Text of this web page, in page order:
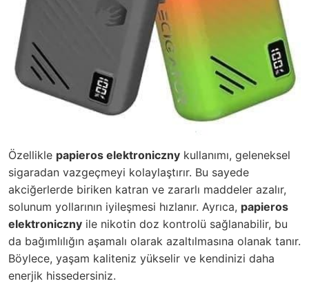
Özellikle papieros elektroniczny kullanımı, geleneksel
sigaradan vazgeçmeyi kolaylaştırır. Bu sayede
akciğerlerde biriken katran ve zararlı maddeler azalır,
solunum yollarının iyileşmesi hızlanır. Ayrıca, papieros
elektroniczny ile nikotin doz kontrolü sağlanabilir, bu
da bağımlılığın aşamalı olarak azaltılmasına olanak tanır.
Böylece, yaşam kaliteniz yükselir ve kendinizi daha
enerjik hissedersiniz.